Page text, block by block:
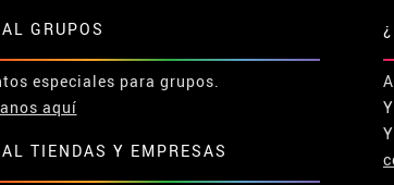
GRUPOS
especiales para grupos.
aquí
TIENDAS Y EMPRESAS